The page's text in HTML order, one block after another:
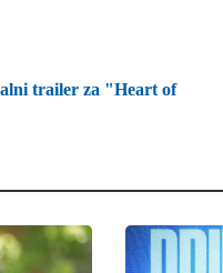
trailer za "Heart of